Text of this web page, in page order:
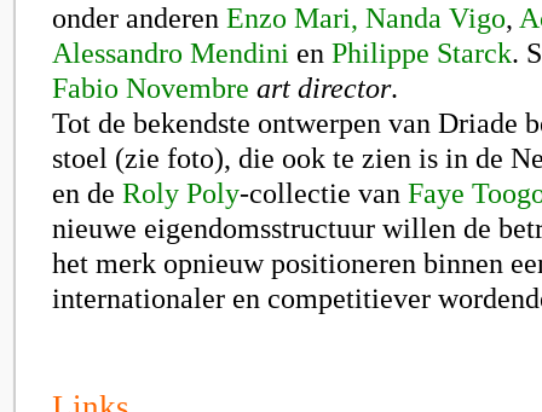
onder anderen Enzo Mari, Nanda Vigo,
Alessandro Mendini en Philippe Starck.
Fabio Novembre art director.
Tot de bekendste ontwerpen van Driade
stoel (zie foto), die ook te zien is in de
en de Roly Poly-collectie van Faye
nieuwe eigendomsstructuur willen de
het merk opnieuw positioneren binnen
internationaler en competitiever